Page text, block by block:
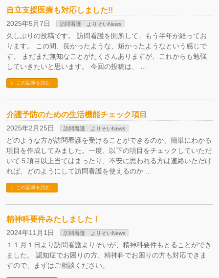
自立支援医療も対応しました!!
2025年5月7日 訪問看護 よりそいNews
久しぶりの投稿です。 訪問看護を開所して、もう半年が経ってお
ります。 この間、長かったような、短かったようなという感じで
す。 まだまだ無知なことがたくさんありますが、これからも勉強
していきたいと思います。 今回の投稿は、 …
この記事を読む
介護予防のための生活機能チェック項目
2025年2月25日 訪問看護 よりそいNews
どのような方が訪問看護を受けることができるのか、簡単にわかる
項目を作成してみました。一度、以下の項目をチェックしていただ
いて５項目以上当てはまったり、不安に思われる方は連絡いただけ
れば、どのようにして訪問看護を使えるのか …
この記事を読む
精神科要件みたしました！
2024年11月1日 訪問看護 よりそいNews
１１月１日より訪問看護よりそいが、精神科要件もとることができ
ました。 認知症でお困りの方、精神科でお困りの方も対応できま
すので、まずはご相談ください。